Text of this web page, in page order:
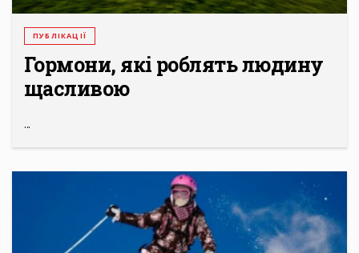
ПУБЛІКАЦІЇ
Гормони, які роблять людину
щасливою
...